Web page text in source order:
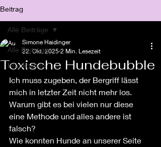
Beitrag
Alle Beiträge
Krankheiten
Alle Beiträge
Toxische Hundebubble
Simone Haidinger
22. Okt. 2025 2 Min. Lesezeit
Ich muss zugeben, der Bergriff lässt
mich in letzter Zeit nicht mehr los.
Warum gibt es bei vielen nur diese
eine Methode und alles andere ist
falsch?
Wie konnten Hunde an unserer Seite